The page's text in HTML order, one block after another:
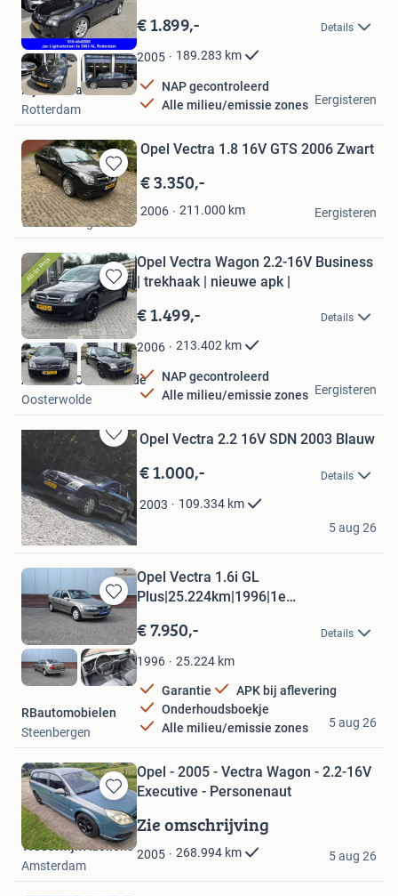
in
Mijn
Favorieten
€ 1.899,- Details
2005 189.283 km
NAP gecontroleerd
Alle milieu/emissie zones
Rijnmondauto
Rotterdam
Eergisteren
Bewaren
in
Mijn
Favorieten
Opel Vectra 1.8 16V GTS 2006 Zwart
€ 3.350,-
2006 211.000 km
Aad Duijndam
's-Gravenhage
Eergisteren
Bewaren
in
Mijn
Favorieten
Opel Vectra Wagon 2.2-16V Business
| trekhaak | nieuwe apk |
€ 1.499,- Details
2006 213.402 km
NAP gecontroleerd
Alle milieu/emissie zones
Autohuis Oosterwolde
Oosterwolde
Eergisteren
Bewaren
in
Mijn
Favorieten
Opel Vectra 2.2 16V SDN 2003 Blauw
€ 1.000,- Details
2003 109.334 km
Oscar Hettema
Almere
5 aug 26
Bewaren
in
Mijn
Favorieten
Opel Vectra 1.6i GL
Plus|25.224km|1996|1e
€ 7.950,- Details
1996 25.224 km
Garantie
APK bij aflevering
Onderhoudsboekje
Alle milieu/emissie zones
RBautomobielen
Steenbergen
5 aug 26
Bewaren
in
Mijn
Favorieten
Opel - 2005 - Vectra Wagon - 2.2-16V
Executive - Personenaut
Zie omschrijving
2005 268.994 km
Troostwijk Auctions
Amsterdam
5 aug 26